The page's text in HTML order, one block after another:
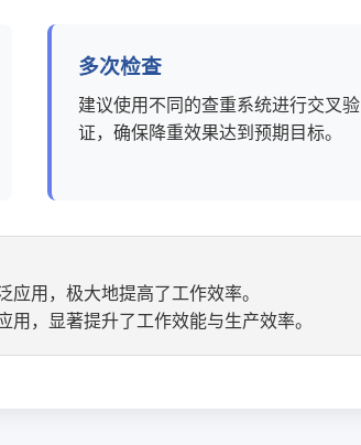
多次检查
建议使用不同的查重系统进行交叉验
证，确保降重效果达到预期目标。
用，极大地提高了工作效率。
，显著提升了工作效能与生产效率。